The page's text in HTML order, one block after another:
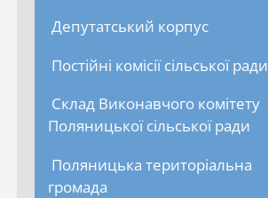
Депутатський корпус
Постійні комісії сільської ради
Склад Виконавчого комітету
Поляницької сільської ради
Поляницька територіальна
громада